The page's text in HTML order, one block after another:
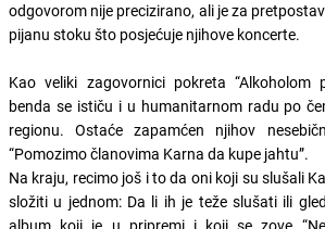
odgovorom nije precizirano, ali je za
pijanu stoku što posjećuje njihove koncerte.
Kao veliki zagovornici pokreta “Alkoholom
benda se ističu i u humanitarnom radu po
regionu. Ostaće zapamćen njihov
“Pomozimo članovima Karna da kupe jahtu”.
Na kraju, recimo još i to da oni koji su slušali
složiti u jednom: Da li ih je teže slušati ili